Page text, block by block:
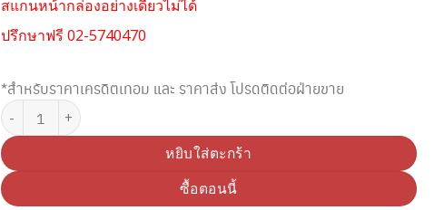
สแกนหน้ากล่องอย่างเดียวไม่ได้
ปรึกษาฟรี 02-5740470
*สำหรับราคาเครดิตเทอม และ ราคาส่ง โปรดติดต่อฝ่ายขาย
จำนวน EPSON 003 (T00V300) หมึกชมพู ของแท้ประกันศูนย์ EPSON ชิ้น
หยิบใส่ตะกร้า
ซื้อตอนนี้